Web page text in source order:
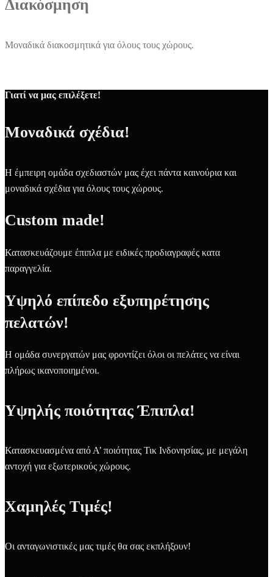
Διακόσμηση
Μοναδικά διακοσμητικά για όλους τους χώρους.
Γιατί να μας επιλέξετε!
Μοναδικά σχέδια!
Η έμπειρη ομάδα σχεδιαστών μας έχει πάντα καινούρια και
μοναδικά σχέδια για όλους τους χώρους.
Custom made!
Κατασκευάζουμε έπιπλα με ειδικές προδιαγραφές κατα
παραγγελία.
Υψηλό επίπεδο εξυπηρέτησης
πελατών!
Η ομάδα συνεργατών μας φροντίζει όλοι οι πελάτες να είναι
πλήρως ικανοποιημένοι.
Υψηλής ποιότητας Έπιπλα!
Κατασκευασμένα από Α’ ποιότητας Τικ Ινδονησίας, με μεγάλη
αντοχή για εξωτερικούς χώρους.
Χαμηλές Τιμές!
Οι ανταγωνιστικές μας τιμές θα σας εκπλήξουν!